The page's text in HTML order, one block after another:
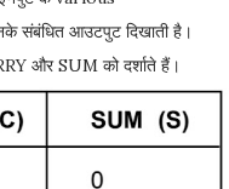
आउटपुट दिखाती है।
और SUM को दर्शाते हैं।